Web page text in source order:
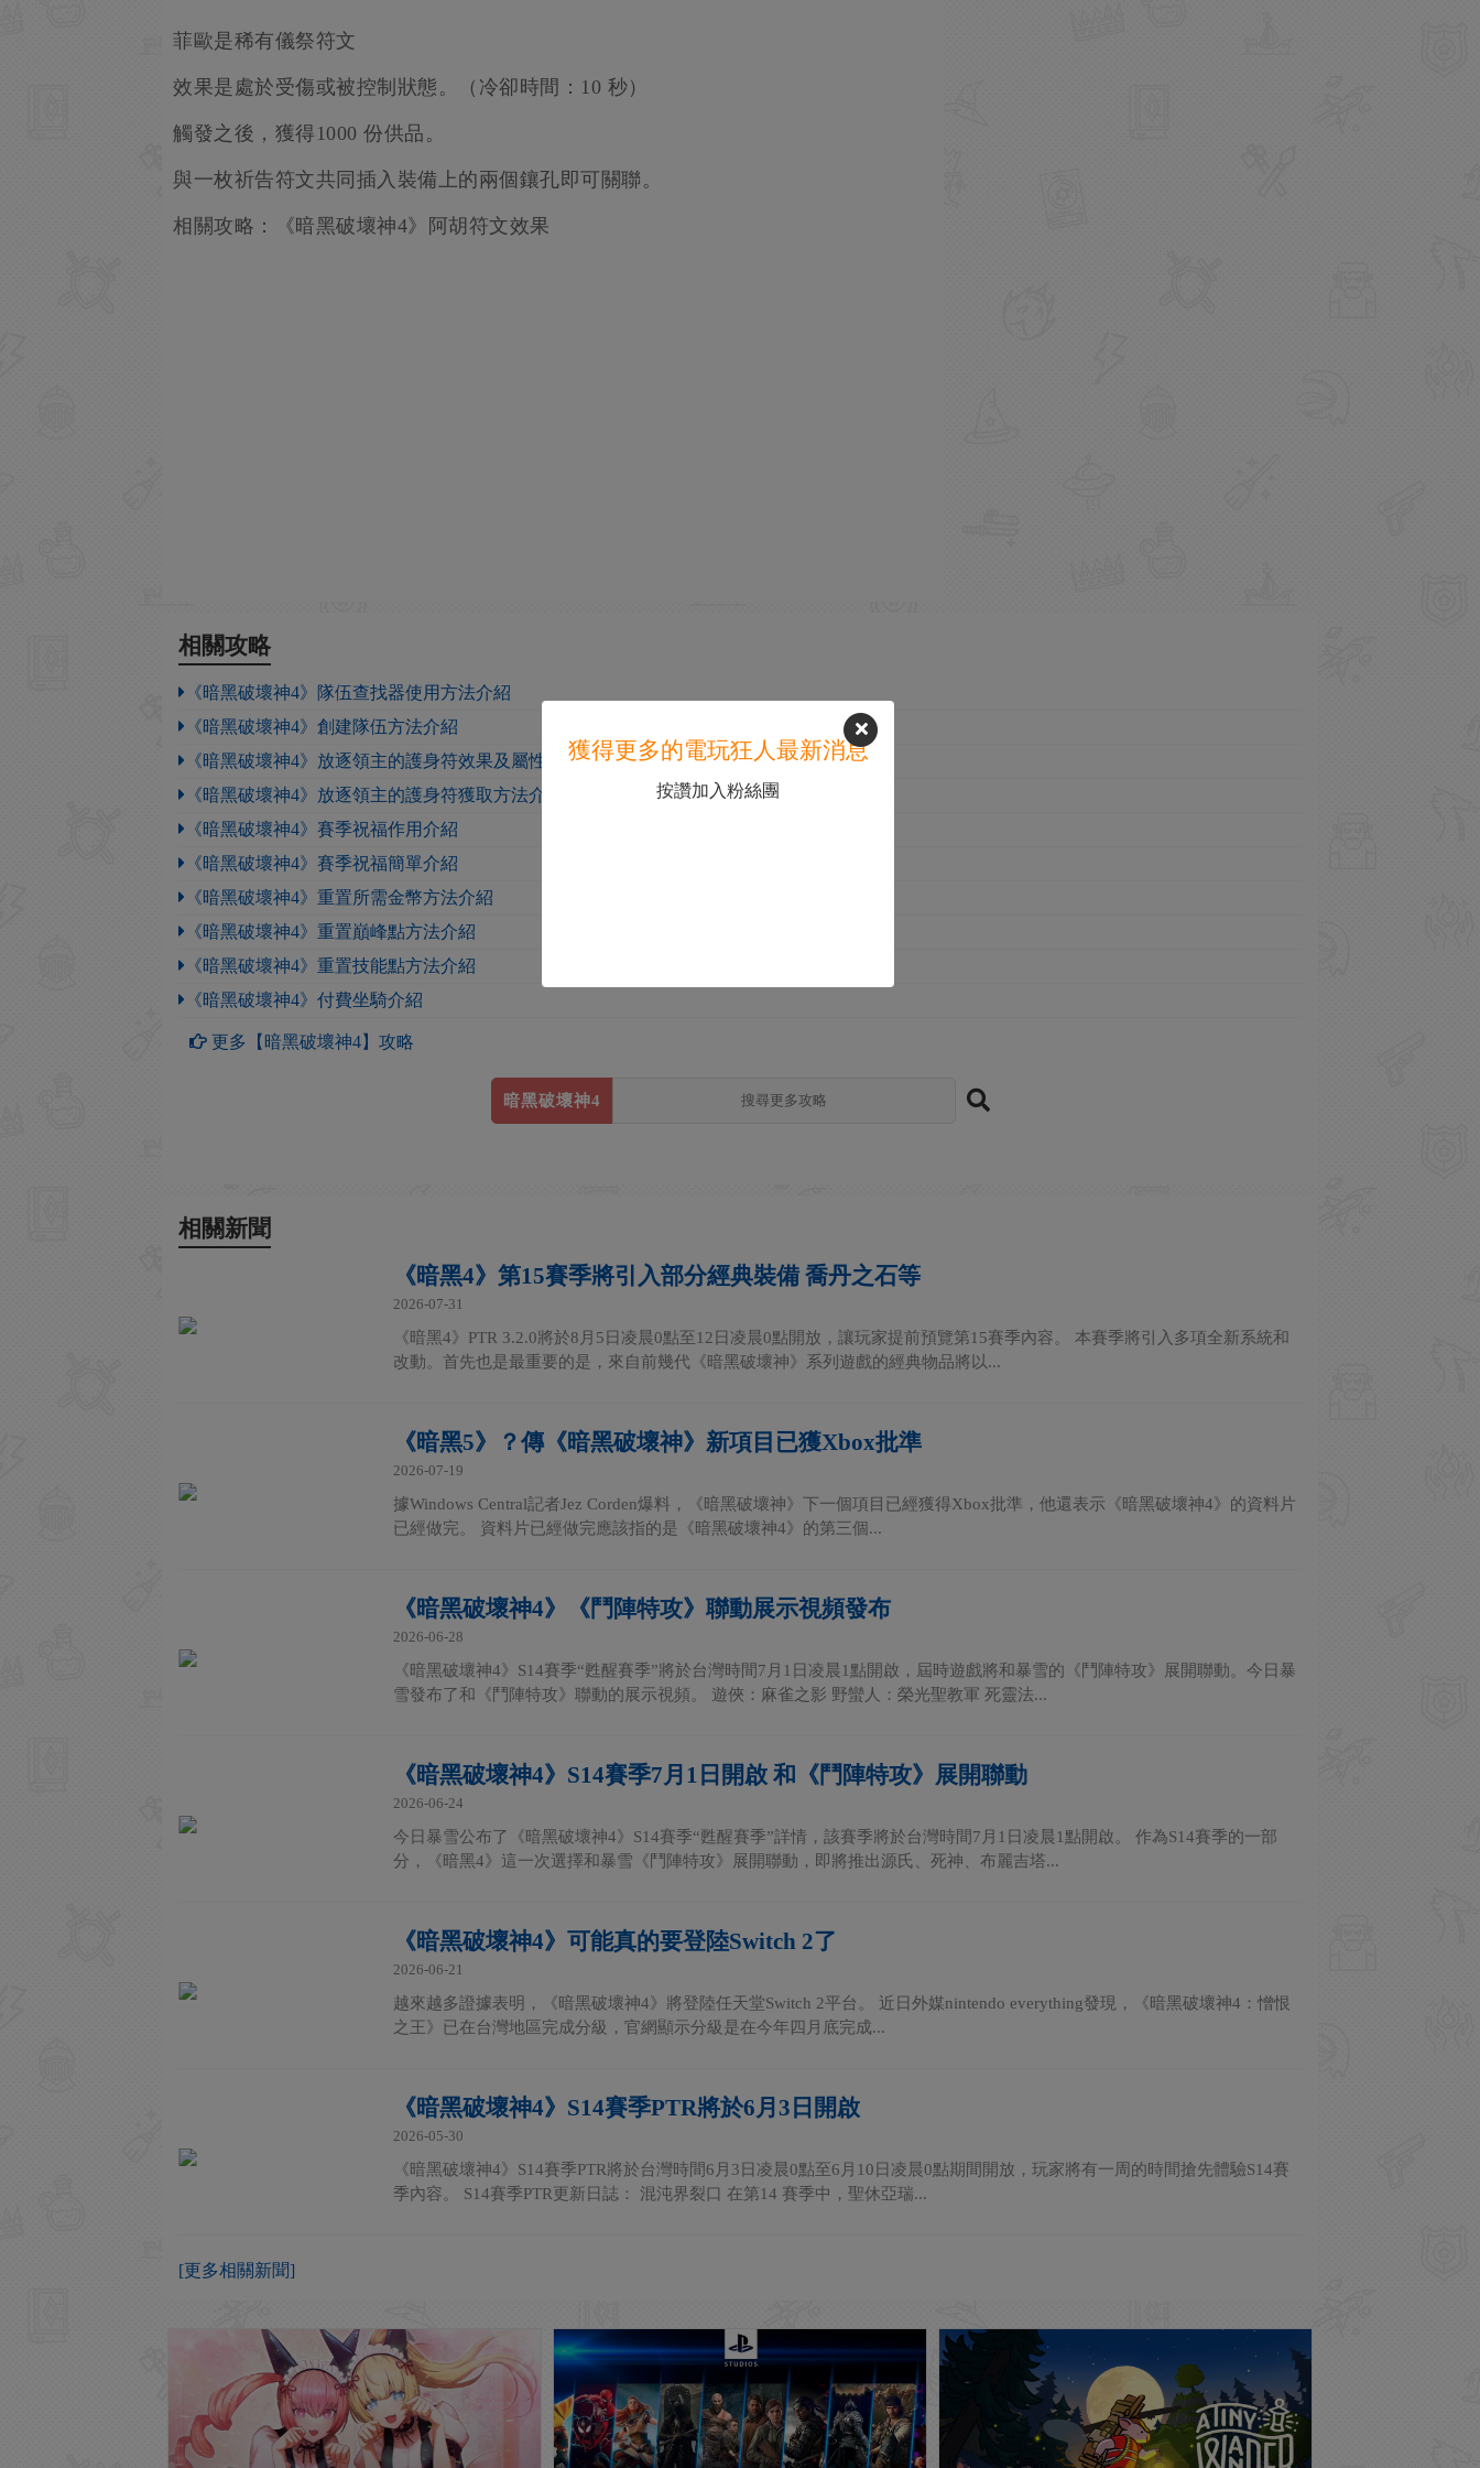
菲歐是稀有儀祭符文
效果是處於受傷或被控制狀態。（冷卻時間：10 秒）
觸發之後，獲得1000 份供品。
與一枚祈告符文共同插入裝備上的兩個鑲孔即可關聯。
相關攻略：《暗黑破壞神4》阿胡符文效果
相關攻略
《暗黑破壞神4》隊伍查找器使用方法介紹
《暗黑破壞神4》創建隊伍方法介紹
《暗黑破壞神4》放逐領主的護身符效果及屬性介紹
《暗黑破壞神4》放逐領主的護身符獲取方法介紹
《暗黑破壞神4》賽季祝福作用介紹
《暗黑破壞神4》賽季祝福簡單介紹
《暗黑破壞神4》重置所需金幣方法介紹
《暗黑破壞神4》重置巔峰點方法介紹
《暗黑破壞神4》重置技能點方法介紹
《暗黑破壞神4》付費坐騎介紹
更多【暗黑破壞神4】攻略
暗黑破壞神4
相關新聞
《暗黑4》第15賽季將引入部分經典裝備 喬丹之石等
2026-07-31
《暗黑4》PTR 3.2.0將於8月5日凌晨0點至12日凌晨0點開放，讓玩家提前預覽第15賽季內容。 本賽季將引入多項全新系統和
改動。首先也是最重要的是，來自前幾代《暗黑破壞神》系列遊戲的經典物品將以...
《暗黑5》？傳《暗黑破壞神》新項目已獲Xbox批準
2026-07-19
據Windows Central記者Jez Corden爆料，《暗黑破壞神》下一個項目已經獲得Xbox批準，他還表示《暗黑破壞神4》的資料片
已經做完。 資料片已經做完應該指的是《暗黑破壞神4》的第三個...
《暗黑破壞神4》《鬥陣特攻》聯動展示視頻發布
2026-06-28
《暗黑破壞神4》S14賽季“甦醒賽季”將於台灣時間7月1日凌晨1點開啟，屆時遊戲將和暴雪的《鬥陣特攻》展開聯動。今日暴
雪發布了和《鬥陣特攻》聯動的展示視頻。 遊俠：麻雀之影 野蠻人：榮光聖教軍 死靈法...
《暗黑破壞神4》S14賽季7月1日開啟 和《鬥陣特攻》展開聯動
2026-06-24
今日暴雪公布了《暗黑破壞神4》S14賽季“甦醒賽季”詳情，該賽季將於台灣時間7月1日凌晨1點開啟。 作為S14賽季的一部
分，《暗黑4》這一次選擇和暴雪《鬥陣特攻》展開聯動，即將推出源氏、死神、布麗吉塔...
《暗黑破壞神4》可能真的要登陸Switch 2了
2026-06-21
越來越多證據表明，《暗黑破壞神4》將登陸任天堂Switch 2平台。 近日外媒nintendo everything發現，《暗黑破壞神4：憎恨
之王》已在台灣地區完成分級，官網顯示分級是在今年四月底完成...
《暗黑破壞神4》S14賽季PTR將於6月3日開啟
2026-05-30
《暗黑破壞神4》S14賽季PTR將於台灣時間6月3日凌晨0點至6月10日凌晨0點期間開放，玩家將有一周的時間搶先體驗S14賽
季內容。 S14賽季PTR更新日誌： 混沌界裂口 在第14 賽季中，聖休亞瑞...
[更多相關新聞]
獲得更多的電玩狂人最新消息
按讚加入粉絲團